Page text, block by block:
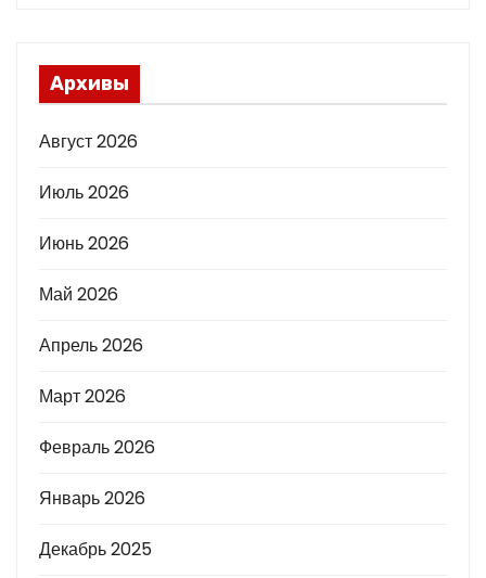
Архивы
Август 2026
Июль 2026
Июнь 2026
Май 2026
Апрель 2026
Март 2026
Февраль 2026
Январь 2026
Декабрь 2025